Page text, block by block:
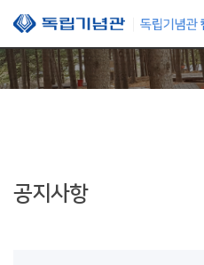
본문 바로가기
공지사항